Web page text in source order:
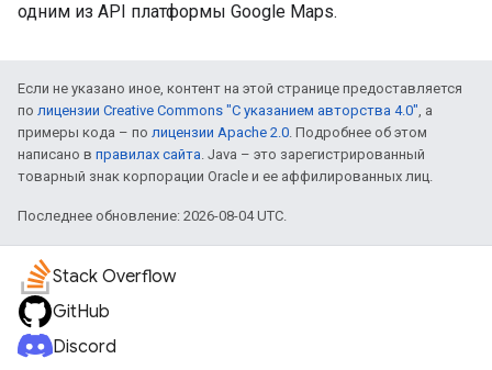
одним из API платформы Google Maps.
Если не указано иное, контент на этой странице предоставляется
по лицензии Creative Commons "С указанием авторства 4.0", а
примеры кода – по лицензии Apache 2.0. Подробнее об этом
написано в правилах сайта. Java – это зарегистрированный
товарный знак корпорации Oracle и ее аффилированных лиц.
Последнее обновление: 2026-08-04 UTC.
Stack Overflow
GitHub
Discord